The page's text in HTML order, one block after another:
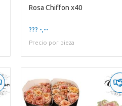
Rosa Chiffon x40
??? -,--
Precio por pieza